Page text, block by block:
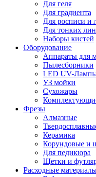
Для геля
Для градиента
Для росписи и
Для тонких
Наборы кистей
Оборудование
Аппараты для
Пылесборники
LED UV-Лампы
УЗ мойки
Сухожары
Фрезы
Алмазные
Керамика
Корундовые и
Для педикюра
Щетки и
Расходные